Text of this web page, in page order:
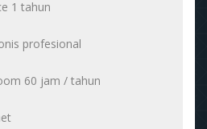
1 tahun
profesional
60 jam / tahun